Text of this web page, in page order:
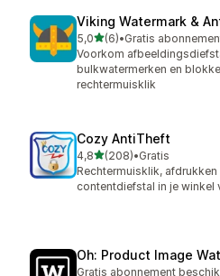
Viking Watermark &
5,0van 5 sterren
(6)
6 recensies in totaal
•
Voorkom
bulkwatermerken en
rechtermuisklik
Cozy AntiTheft
4,8van 5 sterren
(208)
208 recensies in totaal
•Gratis
Rechtermuisklik, afdrukken
contentdiefstal in je winkel
Oh: Product Image
Gratis abonnement